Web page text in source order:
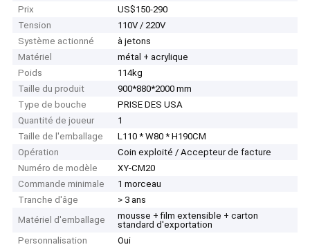
Prix
US$150-290
Tension
110V / 220V
Système actionné
à jetons
Matériel
métal + acrylique
Poids
114kg
Taille du produit
900*880*2000 mm
Type de bouche
PRISE DES USA
Quantité de joueur
1
Taille de l'emballage
L110 * W80 * H190CM
Opération
Coin exploité / Accepteur de facture
Numéro de modèle
XY-CM20
Commande minimale
1 morceau
Tranche d'âge
> 3 ans
Matériel d'emballage
mousse + film extensible + carton
standard d'exportation
Personnalisation
Oui